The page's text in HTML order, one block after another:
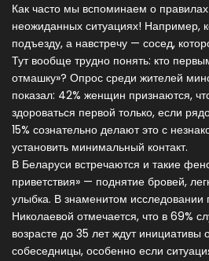
Как часто мы вспоминаем о
неожиданных ситуациях! Например,
подъезду, а навстречу — сосед,
Тут вообще трудно понять: кто
отмашку»? Опрос среди жителей
показал: 42% женщин признаются,
здороваться первой только, если
15% сознательно делают это с
установить минимальный контакт.
В Беларуси встречаются и такие
приветствия» — поднятие бровей,
улыбка. В знаменитом исследовании
Николаевой отмечается, что в 69%
возрасте до 35 лет ждут
собеседницы, особенно если